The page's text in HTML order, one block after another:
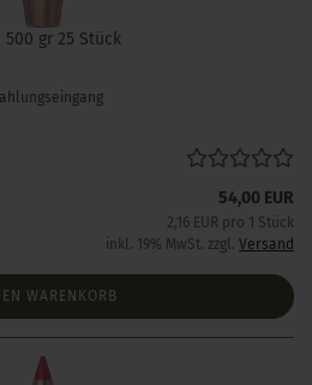
500 gr 25 Stück
54,00 EUR
2,16 EUR pro 1 Stück
inkl. 19% MwSt. zzgl. Versand
WARENKORB